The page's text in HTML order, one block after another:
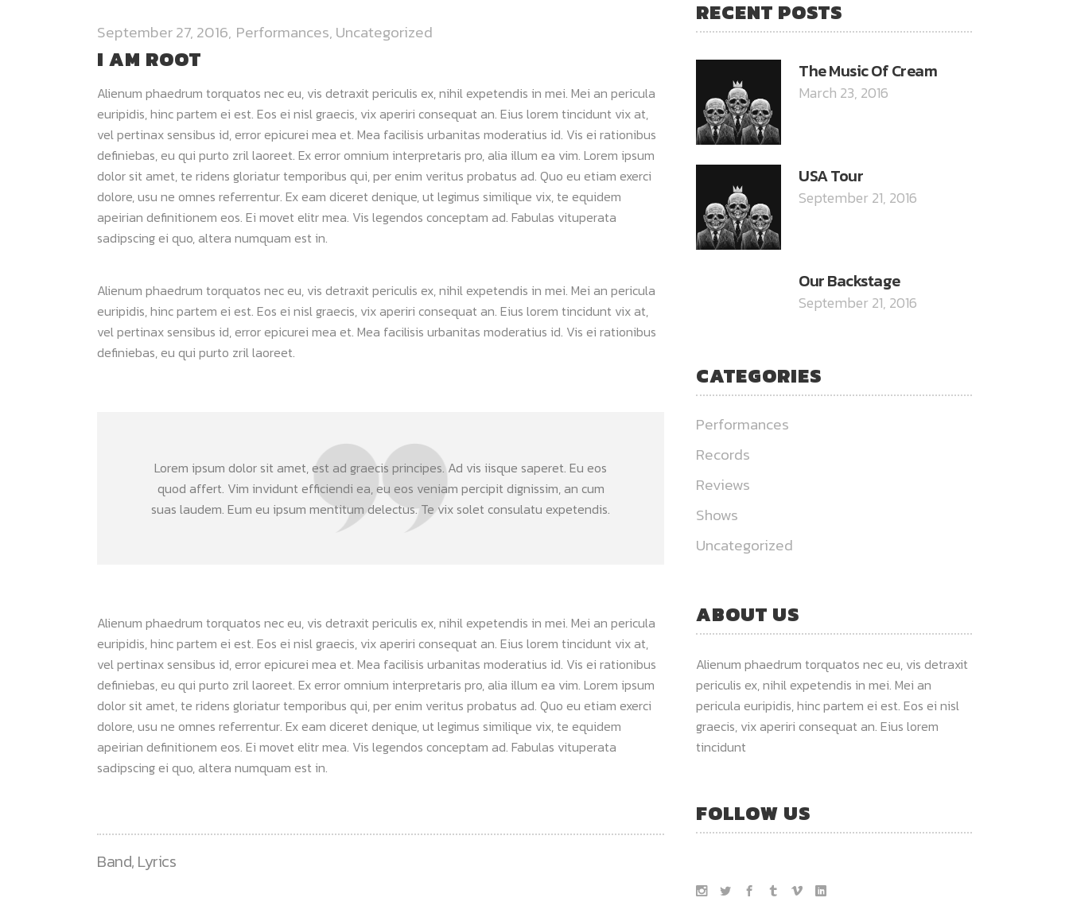
September 27, 2016 Performances, Uncategorized
I AM ROOT
Alienum phaedrum torquatos nec eu, vis detraxit periculis ex, nihil expetendis in mei. Mei an pericula
euripidis, hinc partem ei est. Eos ei nisl graecis, vix aperiri consequat an. Eius lorem tincidunt vix at,
vel pertinax sensibus id, error epicurei mea et. Mea facilisis urbanitas moderatius id. Vis ei rationibus
definiebas, eu qui purto zril laoreet. Ex error omnium interpretaris pro, alia illum ea vim. Lorem ipsum
dolor sit amet, te ridens gloriatur temporibus qui, per enim veritus probatus ad. Quo eu etiam exerci
dolore, usu ne omnes referrentur. Ex eam diceret denique, ut legimus similique vix, te equidem
apeirian definitionem eos. Ei movet elitr mea. Vis legendos conceptam ad. Fabulas vituperata
sadipscing ei quo, altera numquam est in.
Alienum phaedrum torquatos nec eu, vis detraxit periculis ex, nihil expetendis in mei. Mei an pericula
euripidis, hinc partem ei est. Eos ei nisl graecis, vix aperiri consequat an. Eius lorem tincidunt vix at,
vel pertinax sensibus id, error epicurei mea et. Mea facilisis urbanitas moderatius id. Vis ei rationibus
definiebas, eu qui purto zril laoreet.
Lorem ipsum dolor sit amet, est ad graecis principes. Ad vis iisque saperet. Eu eos
quod affert. Vim invidunt efficiendi ea, eu eos veniam percipit dignissim, an cum
suas laudem. Eum eu ipsum mentitum delectus. Te vix solet consulatu expetendis.
Alienum phaedrum torquatos nec eu, vis detraxit periculis ex, nihil expetendis in mei. Mei an pericula
euripidis, hinc partem ei est. Eos ei nisl graecis, vix aperiri consequat an. Eius lorem tincidunt vix at,
vel pertinax sensibus id, error epicurei mea et. Mea facilisis urbanitas moderatius id. Vis ei rationibus
definiebas, eu qui purto zril laoreet. Ex error omnium interpretaris pro, alia illum ea vim. Lorem ipsum
dolor sit amet, te ridens gloriatur temporibus qui, per enim veritus probatus ad. Quo eu etiam exerci
dolore, usu ne omnes referrentur. Ex eam diceret denique, ut legimus similique vix, te equidem
apeirian definitionem eos. Ei movet elitr mea. Vis legendos conceptam ad. Fabulas vituperata
sadipscing ei quo, altera numquam est in.
Band, Lyrics
RECENT POSTS
The Music Of Cream
March 23, 2016
USA Tour
September 21, 2016
Our Backstage
September 21, 2016
CATEGORIES
Performances
Records
Reviews
Shows
Uncategorized
ABOUT US
Alienum phaedrum torquatos nec eu, vis detraxit
periculis ex, nihil expetendis in mei. Mei an
pericula euripidis, hinc partem ei est. Eos ei nisl
graecis, vix aperiri consequat an. Eius lorem
tincidunt
FOLLOW US